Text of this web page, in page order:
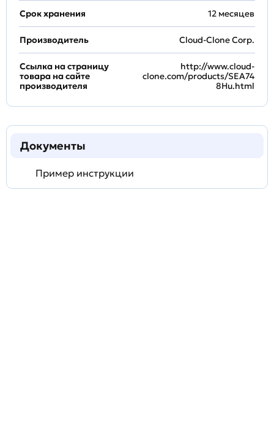
Срок хранения 12 месяцев
Производитель Cloud-Clone Corp.
Ссылка на страницу
товара на сайте
производителя
http://www.cloud-
clone.com/products/SEA74
8Hu.html
Документы
Пример инструкции